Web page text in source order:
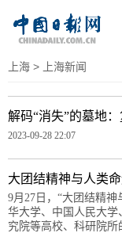
上海 > 上海新闻
解码“消失”的墓地
2023-09-28 22:07
大团结精神与人类
9月27日，“大团结精
华大学、中国人民大
究院等高校、科研院所